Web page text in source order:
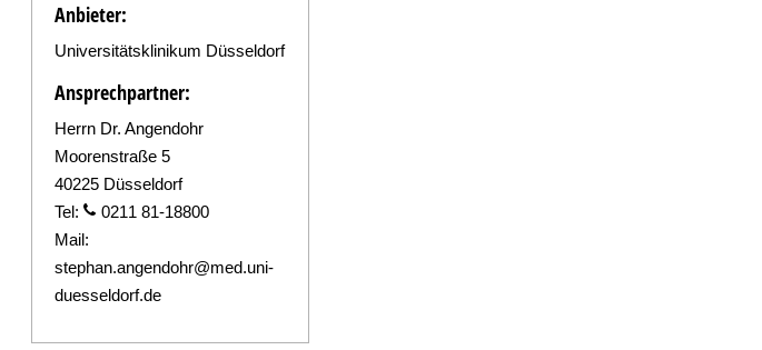
Anbieter:
Universitätsklinikum Düsseldorf
Ansprechpartner:
Herrn Dr. Angendohr
Moorenstraße 5
40225 Düsseldorf
Tel:
0211 81-18800
Mail:
stephan.angendohr@med.uni-
duesseldorf.de